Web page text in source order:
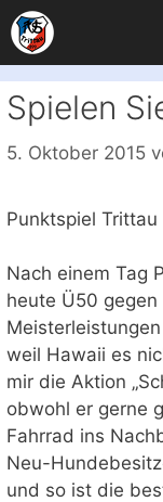
Zum
Inhalt
springen
Spielen
5. Oktober 2015
Punktspiel Trittau
Nach einem Tag
heute Ü50 gegen
weil Hawaii es
mir die Aktion
obwohl er gerne
Fahrrad ins
Neu-
und so ist die